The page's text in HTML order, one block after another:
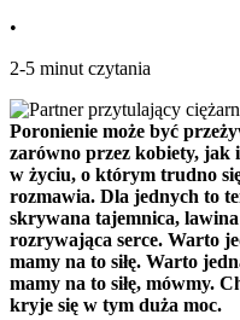
•
2-5 minut czytania
Poronienie może być
zarówno przez kobiety, jak
w życiu, o którym trudno
rozmawia. Dla jednych to
skrywana tajemnica,
rozrywająca serce. Warto
mamy na to siłę. Warto
mamy na to siłę, mówmy.
kryje się w tym duża moc.